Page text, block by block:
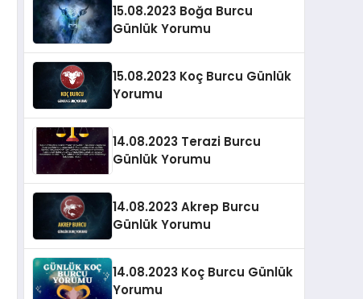
15.08.2023 Boğa Burcu
Günlük Yorumu
15.08.2023 Koç Burcu Günlük
Yorumu
14.08.2023 Terazi Burcu
Günlük Yorumu
14.08.2023 Akrep Burcu
Günlük Yorumu
14.08.2023 Koç Burcu Günlük
Yorumu